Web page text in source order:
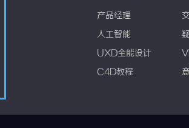
产品经理
人工智能
UXD全能设计
C4D教程